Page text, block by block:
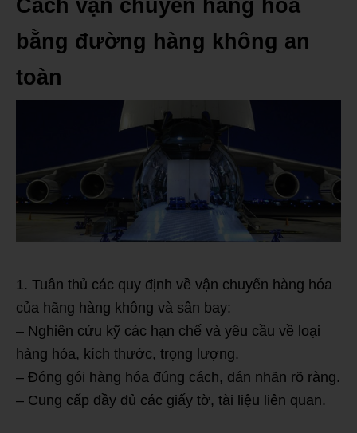
Cách vận chuyển hàng hóa
bằng đường hàng không an
toàn
1. Tuân thủ các quy định về vận chuyển hàng hóa
của hãng hàng không và sân bay:
– Nghiên cứu kỹ các hạn chế và yêu cầu về loại
hàng hóa, kích thước, trọng lượng.
– Đóng gói hàng hóa đúng cách, dán nhãn rõ ràng.
– Cung cấp đầy đủ các giấy tờ, tài liệu liên quan.